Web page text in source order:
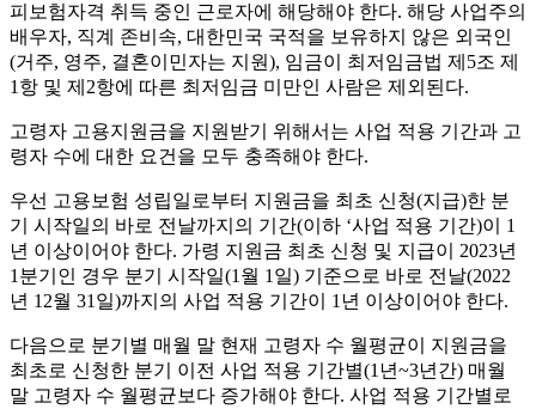
피보험자격 취득 중인 근로자에 해당해야 한다. 해당 사업주의
배우자, 직계 존비속, 대한민국 국적을 보유하지 않은 외국인
(거주, 영주, 결혼이민자는 지원), 임금이 최저임금법 제5조 제
1항 및 제2항에 따른 최저임금 미만인 사람은 제외된다.
고령자 고용지원금을 지원받기 위해서는 사업 적용 기간과 고
령자 수에 대한 요건을 모두 충족해야 한다.
우선 고용보험 성립일로부터 지원금을 최초 신청(지급)한 분
기 시작일의 바로 전날까지의 기간(이하 ‘사업 적용 기간)이 1
년 이상이어야 한다. 가령 지원금 최초 신청 및 지급이 2023년
1분기인 경우 분기 시작일(1월 1일) 기준으로 바로 전날(2022
년 12월 31일)까지의 사업 적용 기간이 1년 이상이어야 한다.
다음으로 분기별 매월 말 현재 고령자 수 월평균이 지원금을
최초로 신청한 분기 이전 사업 적용 기간별(1년~3년간) 매월
말 고령자 수 월평균보다 증가해야 한다. 사업 적용 기간별로